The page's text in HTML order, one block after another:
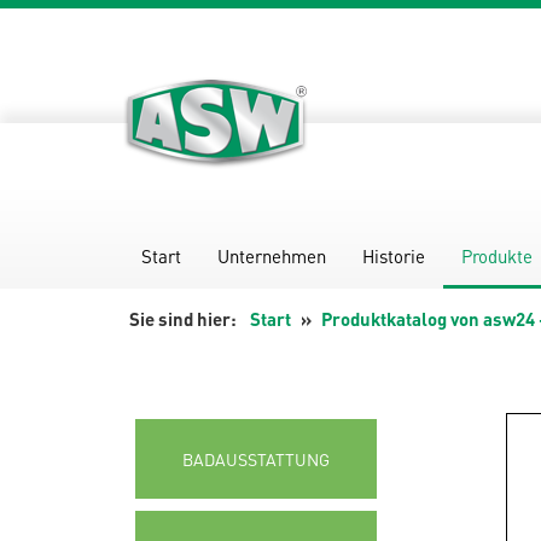
Start Unternehmen Historie Produkte
Start Produktkatalog von asw24
BADAUSSTATTUNG